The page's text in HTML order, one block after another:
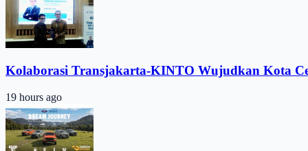
Kolaborasi Transjakarta-KINTO Wujudkan Kota
19 hours ago